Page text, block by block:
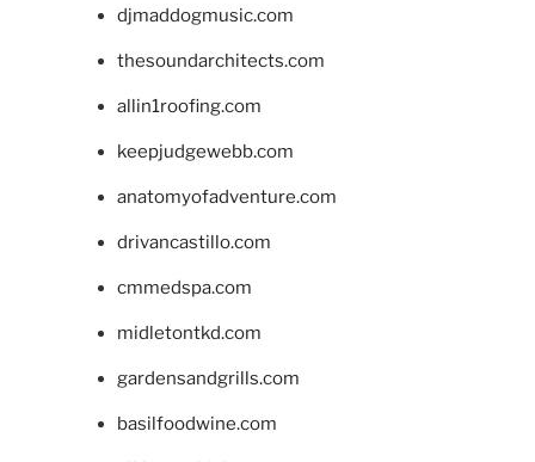
djmaddogmusic.com
thesoundarchitects.com
allin1roofing.com
keepjudgewebb.com
anatomyofadventure.com
drivancastillo.com
cmmedspa.com
midletontkd.com
gardensandgrills.com
basilfoodwine.com